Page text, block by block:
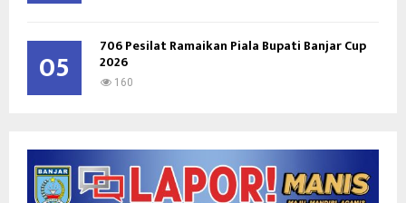
05 706 Pesilat Ramaikan Piala Bupati Banjar Cup
2026
160